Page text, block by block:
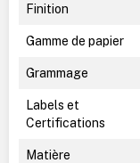
Finition
Gamme de papier
Grammage
Labels et
Certifications
Matière